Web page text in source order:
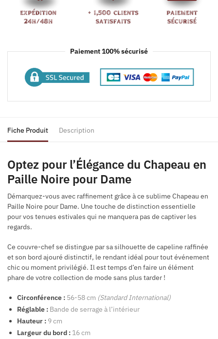
Paiement 100% sécurisé
Fiche Produit Description
Optez pour l’Élégance du Chapeau en
Paille Noire pour Dame
Démarquez-vous avec raffinement grâce à ce sublime Chapeau en
Paille Noire pour Dame. Une touche de distinction essentielle
pour vos tenues estivales qui ne manquera pas de captiver les
regards.
Ce couvre-chef se distingue par sa silhouette de capeline raffinée
et son bord ajouré distinctif, le rendant idéal pour tout événement
chic ou moment privilégié. Il est temps d’en faire un élément
phare de votre collection de mode sans plus tarder !
Circonférence : 56-58 cm (Standard International)
Réglable : Bande de serrage à l’intérieur
Hauteur : 9 cm
Largeur du bord : 16 cm